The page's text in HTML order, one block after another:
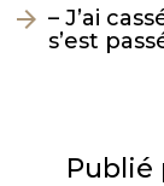
– J’ai
s’est
Publié